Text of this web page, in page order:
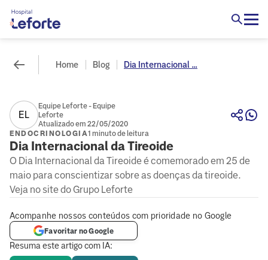
Home Blog Dia Internacional ...
EL
Equipe Leforte - Equipe
Leforte
Atualizado em 22/05/2020
ENDOCRINOLOGIA1 minuto de leitura
Dia Internacional da Tireoide
O Dia Internacional da Tireoide é comemorado em 25 de
maio para conscientizar sobre as doenças da tireoide.
Veja no site do Grupo Leforte
Resuma este artigo com IA:
Acompanhe nossos conteúdos com prioridade no Google
Favoritar no Google